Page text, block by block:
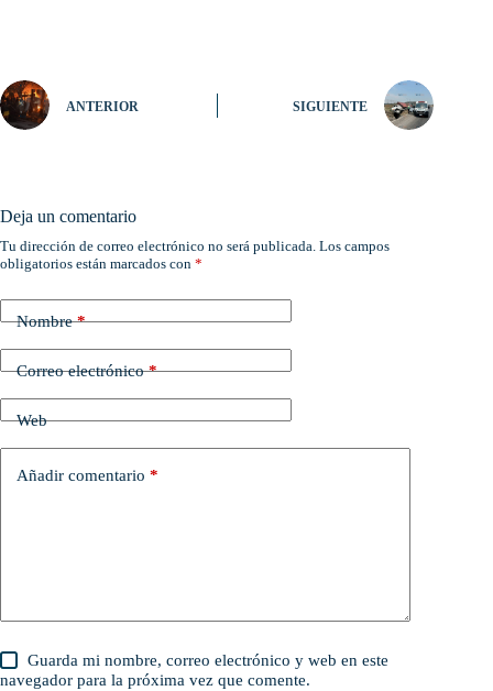
ANTERIOR SIGUIENTE
Deja un comentario
Tu dirección de correo electrónico no será publicada. Los campos
obligatorios están marcados con *
Nombre*
Correo electrónico*
Web
Añadir comentario *
Guarda mi nombre, correo electrónico y web en este
navegador para la próxima vez que comente.